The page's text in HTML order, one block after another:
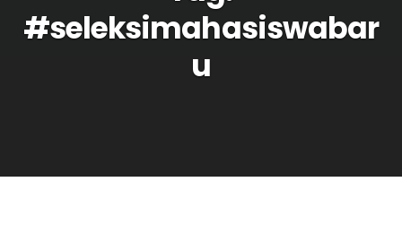
#seleksimahasiswabar
u